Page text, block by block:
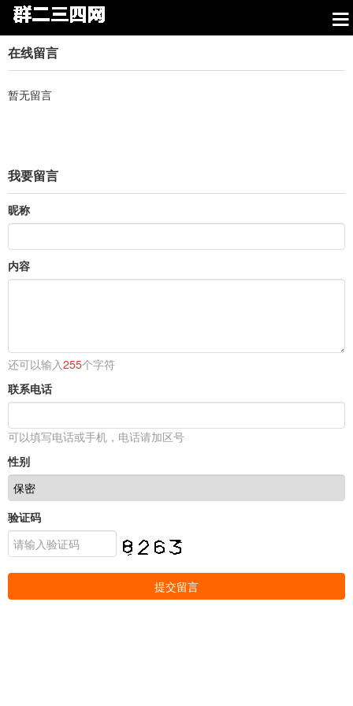
在线留言
暂无留言
我要留言
昵称
内容
还可以输入255个字符
联系电话
可以填写电话或手机，电话请加区号
性别
验证码
提交留言